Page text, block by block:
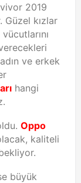
2019
Güzel kızlar
ve erkek
hangi
Oppo
kaliteli
büyük